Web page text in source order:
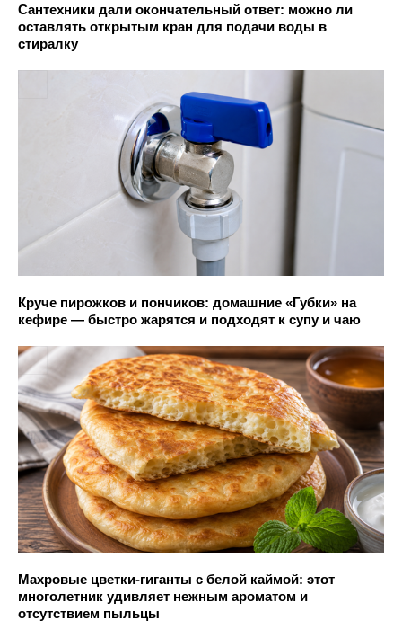
Сантехники дали окончательный ответ: можно ли
оставлять открытым кран для подачи воды в
стиралку
Круче пирожков и пончиков: домашние «Губки» на
кефире — быстро жарятся и подходят к супу и чаю
Махровые цветки-гиганты с белой каймой: этот
многолетник удивляет нежным ароматом и
отсутствием пыльцы